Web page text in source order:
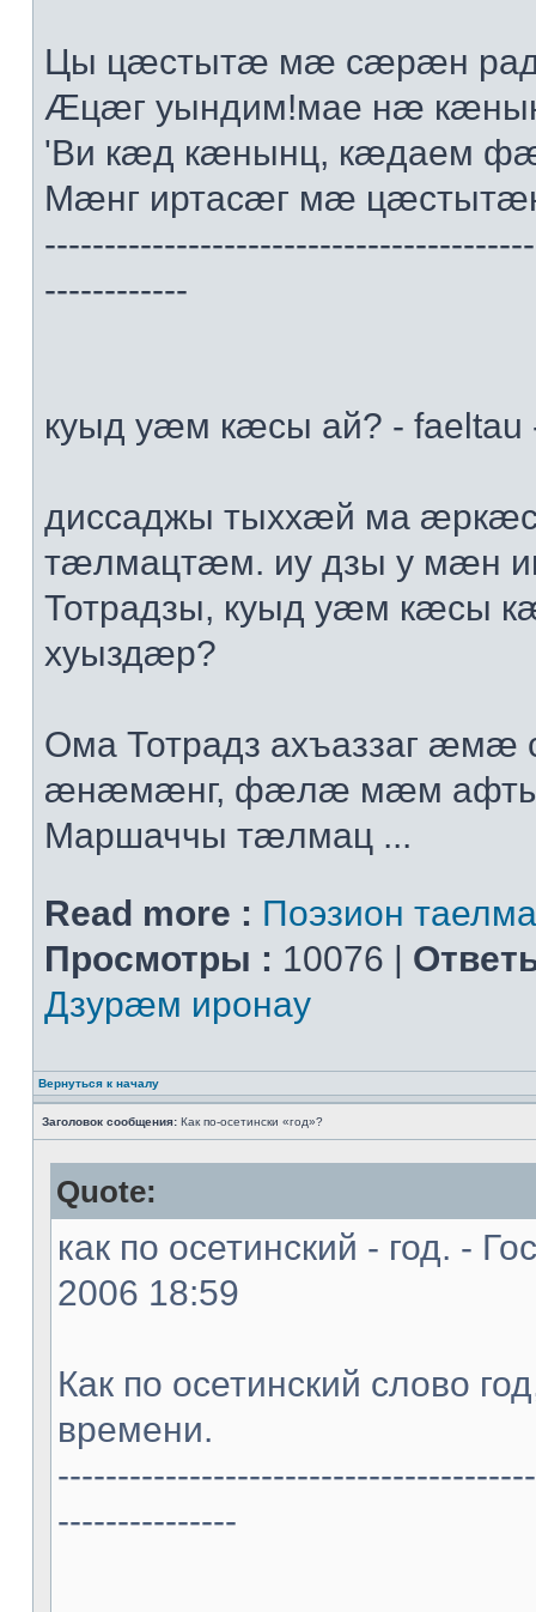
Цы цæстытæ мæ сæрæн
Æцæг уындим!мае нæ
'Ви кæд кæнынц, кæдаем
Мæнг иртасæг мæ
------------
куыд уæм кæсы ай? - faeltau
диссаджы тыххæй ма
тæлмацтæм. иу дзы у мæн
Тотрадзы, куыд уæм кæсы
хуыздæр?
Ома Тотрадз ахъаззаг æмæ
æнæмæнг, фæлæ мæм
Маршаччы тæлмац ...
Read more : Поэзион
Просмотры : 10076 |
Дзурæм иронау
Вернуться к началу
Заголовок сообщения: Как по-осетински «год»?
Quote:
как по осетинский - год. -
2006 18:59
Как по осетинский слово
времени.
---------------